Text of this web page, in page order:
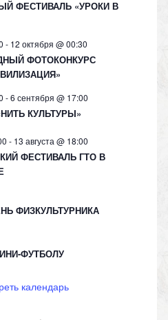
ФЕСТИВАЛЬ «УРОКИ В
- 12 октября @ 00:30
ФОТОКОНКУРС
-6 сентября @ 17:00
КУЛЬТУРЫ»
- 13 августа @ 18:00
ФЕСТИВАЛЬ ГТО В
ФИЗКУЛЬТУРНИКА
ФУТБОЛУ
календарь